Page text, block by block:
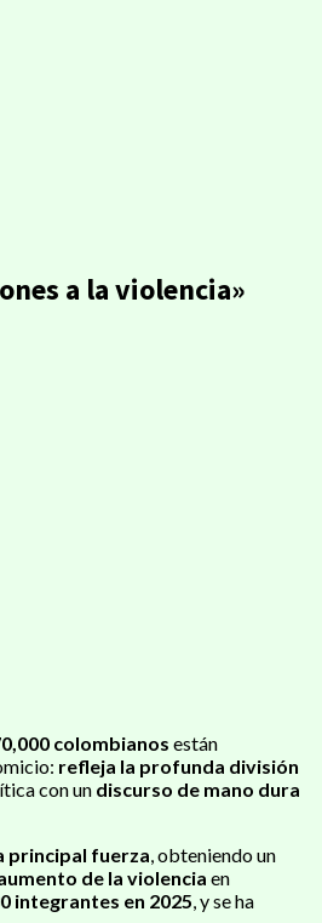
a la violencia»
colombianos están
refleja la profunda división
con un discurso de mano dura
principal fuerza, obteniendo un
de la violencia en
integrantes en 2025, y se ha